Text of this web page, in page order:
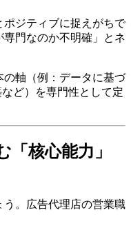
ポジティブに捉えがちで
門なのか不明確」とネ
の軸（例：データに基づ
ど）を専門性として定
「核心能力」
。広告代理店の営業職